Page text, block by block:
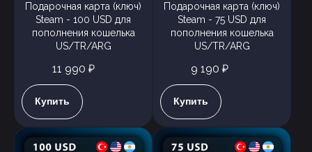
Подарочная карта (ключ)
Steam - 100 USD для
пополнения кошелька
US/TR/ARG
11 990 ₽
Купить
Подарочная карта (ключ)
Steam - 75 USD для
пополнения кошелька
US/TR/ARG
9 190 ₽
Купить